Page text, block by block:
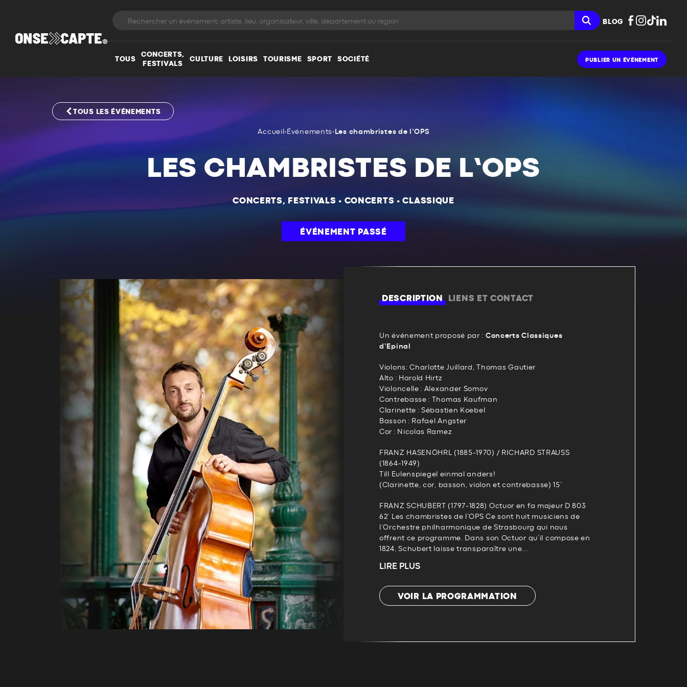
BLOG
TOUS
CONCERTS,
FESTIVALS
CULTURE LOISIRS TOURISME SPORT SOCIÉTÉ PUBLIER UN ÉVÉNEMENT
TOUS LES ÉVÉNEMENTS
Accueil • Événements• Les chambristes de l’OPS
LES CHAMBRISTES DE L’OPS
CONCERTS, FESTIVALS • CONCERTS •CLASSIQUE
ÉVÉNEMENT PASSÉ
DESCRIPTION LIENS ET CONTACT
Un événement proposé par : Concerts Classiques
d’Epinal
Violons: Charlotte Juillard, Thomas Gautier
Alto : Harold Hirtz
Violoncelle : Alexander Somov
Contrebasse : Thomas Kaufman
Clarinette : Sébastien Koebel
Basson : Rafael Angster
Cor : Nicolas Ramez
FRANZ HASENÖHRL (1885-1970) / RICHARD STRAUSS
(1864-1949)
Till Eulenspiegel einmal anders!
(Clarinette, cor, basson, violon et contrebasse) 15’
FRANZ SCHUBERT (1797-1828) Octuor en fa majeur D 803
62’ Les chambristes de l’OPS Ce sont huit musiciens de
l’Orchestre philharmonique de Strasbourg qui nous
offrent ce programme. Dans son Octuor qu’il compose en
1824, Schubert laisse transparaître une...
LIRE PLUS
VOIR LA PROGRAMMATION